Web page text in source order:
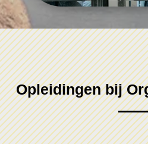
Opleidingen bij